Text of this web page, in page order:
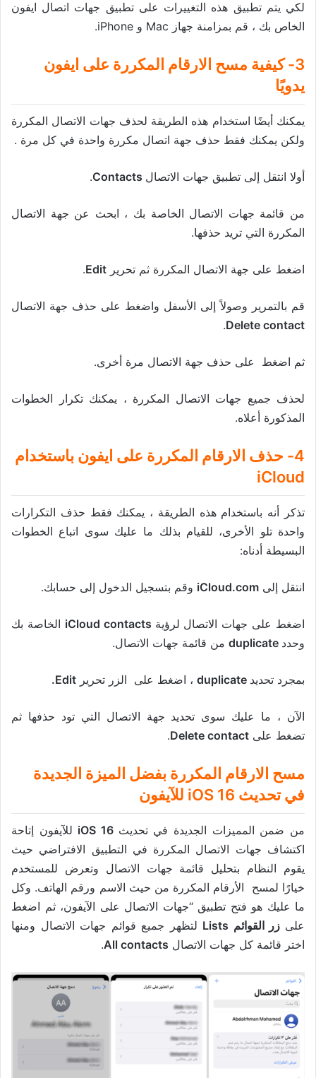
لكي يتم تطبيق هذه التغييرات على تطبيق جهات اتصال ايفون
الخاص بك ، قم بمزامنة جهاز Mac و iPhone.
3- كيفية مسح الارقام المكررة على ايفون
يدويًا
يمكنك أيضًا استخدام هذه الطريقة لحذف جهات الاتصال المكررة
ولكن يمكنك فقط حذف جهة اتصال مكررة واحدة في كل مرة .
أولا انتقل إلى تطبيق جهات الاتصال .
من قائمة جهات الاتصال الخاصة بك ، ابحث عن جهة الاتصال
المكررة التي تريد حذفها.
اضغط على جهة الاتصال المكررة ثم تحرير Edit
.
قم بالتمرير وصولاً إلى الأسفل واضغط على حذف جهة الاتصال
Delete contact
.
ثم اضغط على حذف جهة الاتصال مرة أخرى.
لحذف جميع جهات الاتصال المكررة ، يمكنك تكرار الخطوات
المذكورة أعلاه.
4- حذف الارقام المكررة على ايفون باستخدام
iCloud
تذكر أنه باستخدام هذه الطريقة ، يمكنك فقط حذف التكرارات
واحدة تلو الأخرى، للقيام بذلك ما عليك سوى اتباع الخطوات
البسيطة أدناه:
انتقل إلى iCloud.com وقم بتسجيل الدخول إلى حسابك.
اضغط على جهات الاتصال لرؤية
الخاصة بك
وحدد
من قائمة جهات الاتصال.
بمجرد تحديد ، اضغط على الزر تحرير Edit.
الآن ، ما عليك سوى تحديد جهة الاتصال التي تود حذفها ثم
تضغط على Delete contact
.
مسح الارقام المكررة بفضل الميزة الجديدة
في تحديث iOS 16 للآيفون
من ضمن المميزات الجديدة في تحديث
للآيفون إتاحة
اكتشاف جهات الاتصال المكررة في التطبيق الافتراضي حيث
يقوم النظام بتحليل قائمة جهات الاتصال وتعرض للمستخدم
خيارًا لمسح الأرقام المكررة من حيث الاسم ورقم الهاتف. وكل
ما عليك هو فتح تطبيق “جهات الاتصال على الآيفون، ثم اضغط
على زر القوائم Lists
لتظهر جميع قوائم جهات الاتصال ومنها
اختر قائمة كل جهات الاتصال All contacts
.